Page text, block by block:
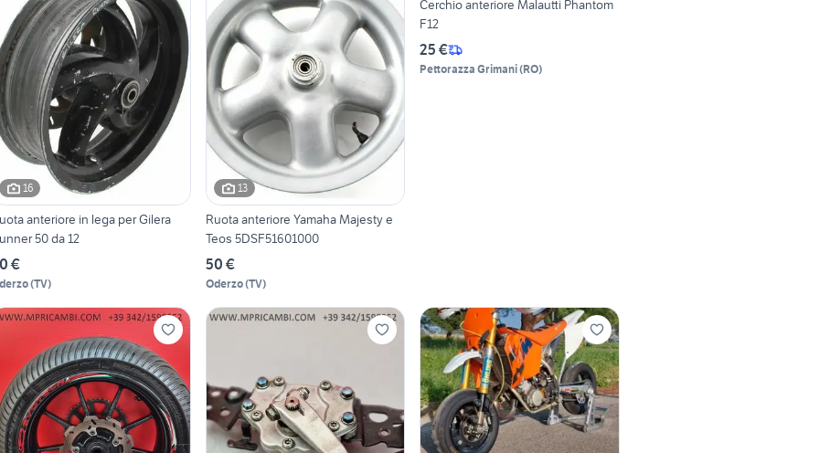
16
anteriore in lega per Gilera
50 da 12
€
(TV)
13
Ruota anteriore Yamaha Majesty e
Teos 5DSF51601000
50 €
Oderzo(TV)
Cerchio anteriore Malautti Phantom
F12
25 €
Pettorazza Grimani(RO)